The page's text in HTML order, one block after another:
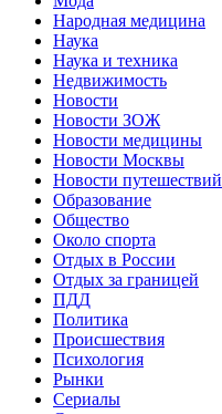
Народная медицина
Наука
Наука и техника
Недвижимость
Новости
Новости ЗОЖ
Новости медицины
Новости Москвы
Новости путешествий
Образование
Общество
Около спорта
Отдых в России
Отдых за границей
ПДД
Политика
Происшествия
Психология
Рынки
Сериалы